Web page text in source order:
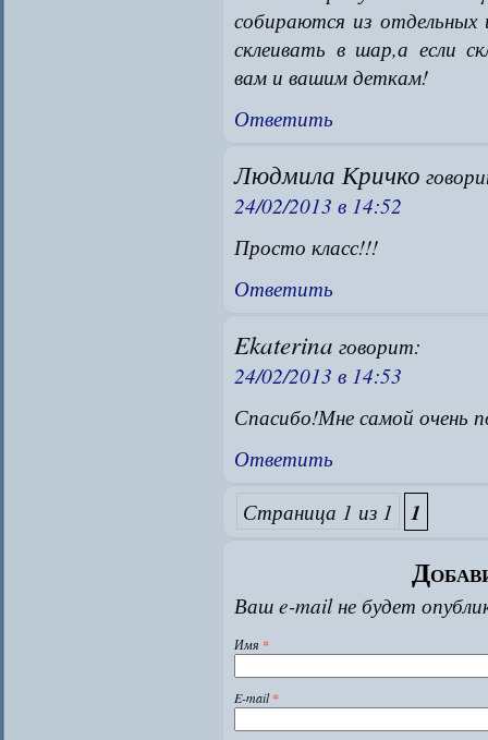
собираются из
склеивать в шар,а если
вам и вашим деткам!
Ответить
Людмила Кричко
24/02/2013 в 14:52
Просто класс!!!
Ответить
Ekaterina говорит:
24/02/2013 в 14:53
Спасибо!Мне самой очень
Ответить
Страница 1 из 1
1
Ваш e-mail не будет
Имя *
E-mail*